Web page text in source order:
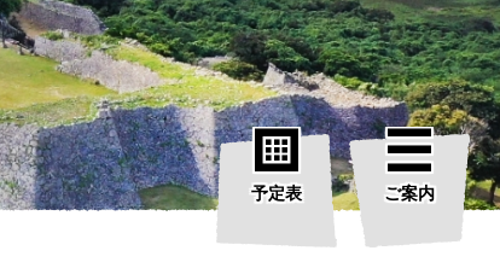
予定表 ご案内